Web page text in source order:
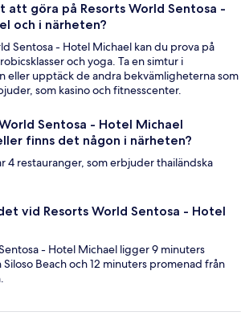
att göra på Resorts World Sentosa -
och i närheten?
Sentosa - Hotel Michael kan du prova på
och yoga. Ta en simtur i
eller upptäck de andra bekvämligheterna som
som kasino och fitnesscenter.
Sentosa - Hotel Michael
finns det någon i närheten?
4 restauranger, som erbjuder thailändska
vid Resorts World Sentosa - Hotel
- Hotel Michael ligger 9 minuters
Beach och 12 minuters promenad från